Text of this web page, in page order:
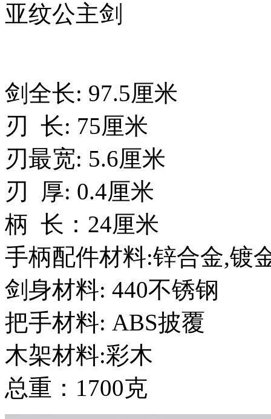
亚纹公主剑
剑全长: 97.5厘米
刃 长: 75厘米
刃最宽: 5.6厘米
刃 厚: 0.4厘米
柄 长：24厘米
手柄配件材料:锌合金,镀
剑身材料: 440不锈钢
把手材料: ABS披覆
木架材料:彩木
总重：1700克